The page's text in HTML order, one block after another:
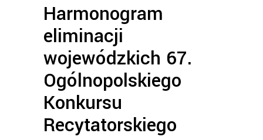
Harmonogram
eliminacji
wojewódzkich 67.
Ogólnopolskiego
Konkursu
Recytatorskiego